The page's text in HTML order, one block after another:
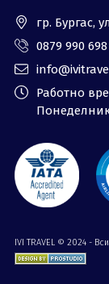
гр. Бургас,
0879 990 698
Работно
Понеделник
IVI TRAVEL © 2024 -